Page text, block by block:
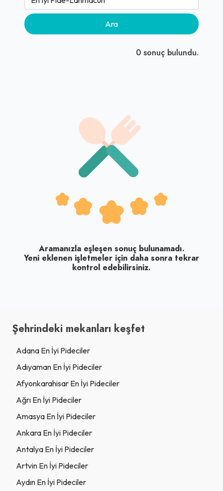
Ara
0 sonuç bulundu.
Aramanızla eşleşen sonuç bulunamadı.
Yeni eklenen işletmeler için daha sonra tekrar
kontrol edebilirsiniz.
Şehrindeki mekanları keşfet
Adana En İyi Pideciler
Adıyaman En İyi Pideciler
Afyonkarahisar En İyi Pideciler
Ağrı En İyi Pideciler
Amasya En İyi Pideciler
Ankara En İyi Pideciler
Antalya En İyi Pideciler
Artvin En İyi Pideciler
Aydın En İyi Pideciler